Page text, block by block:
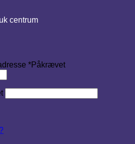
centrum
*Påkrævet